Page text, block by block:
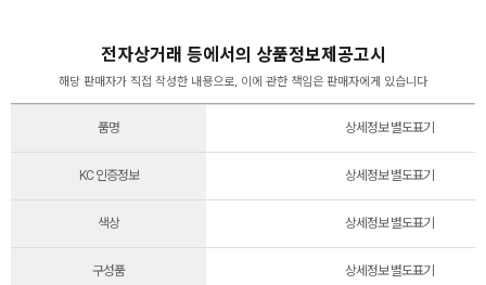
전자상거래 등에서의 상품정보제공고시
해당 판매자가 직접 작성한 내용으로, 이에 관한 책임은 판매자에게 있습니다
품명 상세정보 별도표기
KC 인증정보 상세정보 별도표기
색상 상세정보 별도표기
구성품 상세정보 별도표기